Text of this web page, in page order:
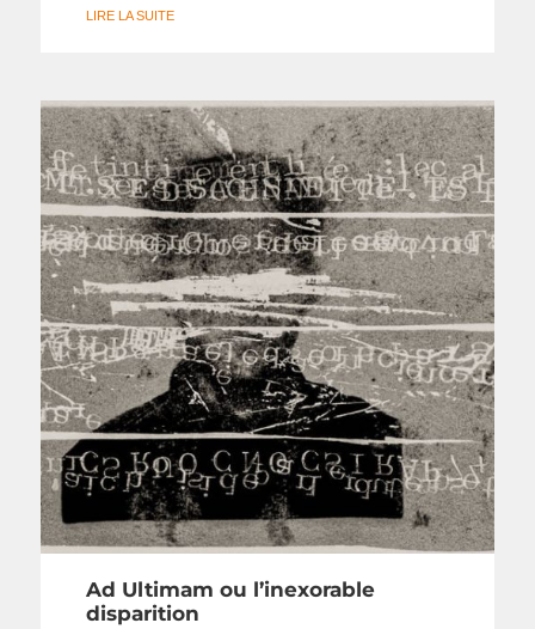
LIRE LA SUITE
Ad Ultimam ou l’inexorable
disparition